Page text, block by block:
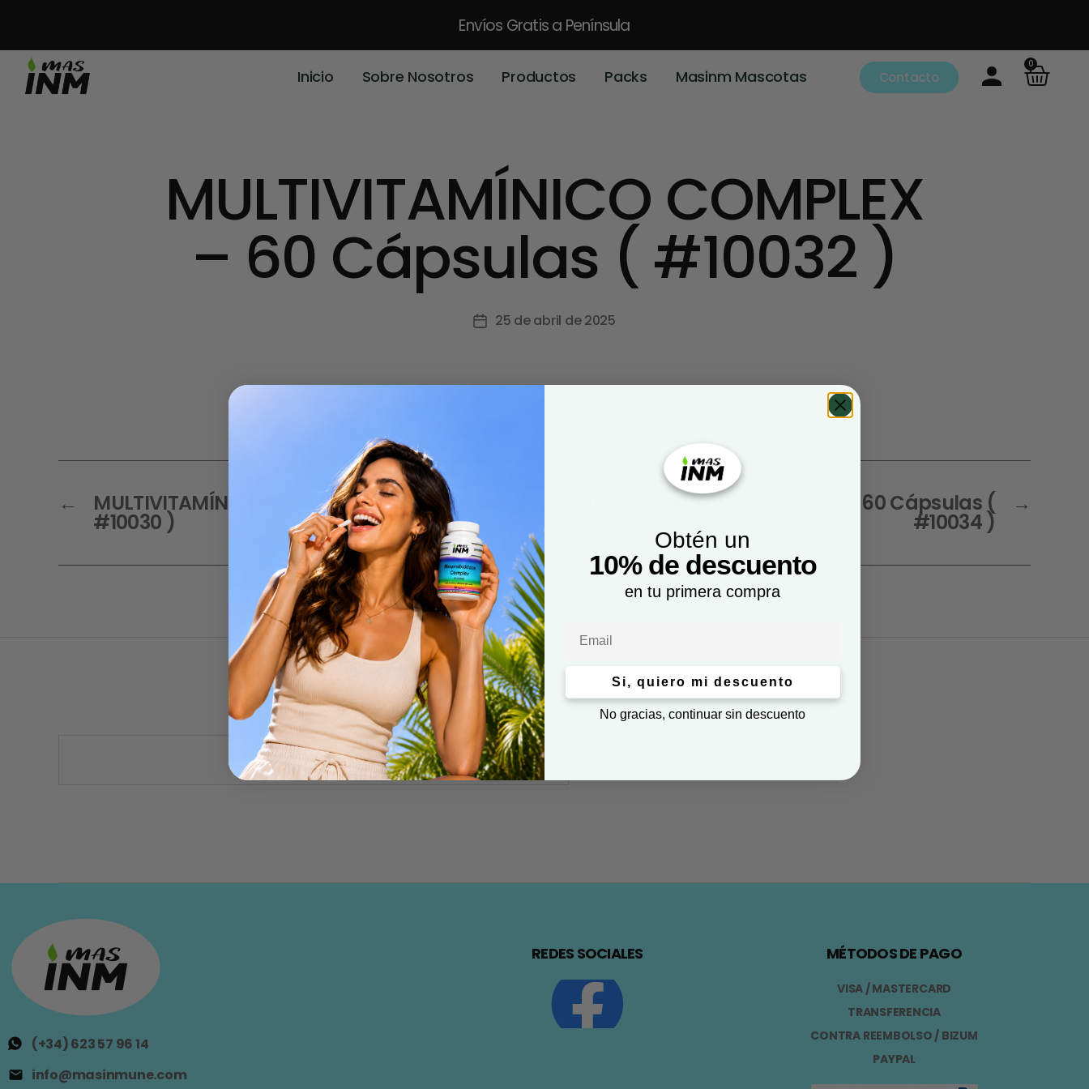
Envíos Gratisa Península
Inicio Sobre Nosotros Productos Packs Masinm Mascotas Contacto
0
MULTIVITAMÍNICO COMPLEX
– 60 Cápsulas ( #10032 )
25 de abril de 2025
← MULTIVITAMÍNICO COMPLEX – 60 Cápsulas (
#10030 )
→
MULTIVITAMÍNICO COMPLEX – 60 Cápsulas (
#10034 )
(+34) 623 57 96 14
info@masinmune.com
REDES SOCIALES MÉTODOS DE PAGO
VISA / MASTERCARD
TRANSFERENCIA
CONTRA REEMBOLSO / BIZUM
PAYPAL
Obtén un
10% de descuento
en tu primera compra
Si, quiero mi descuento
No gracias, continuar sin descuento